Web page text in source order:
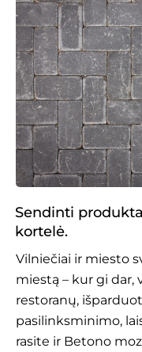
Sendinti
kortelė.
Vilniečiai ir miesto
miestą – kur gi dar,
restoranų,
pasilinksminimo,
rasite ir Betono